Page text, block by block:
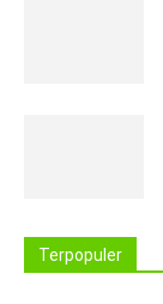
Terpopuler